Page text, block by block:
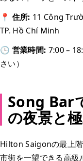
📍 住所: 11 Công
TP. Hồ Chí Minh
🕒 営業時間: 7:00 –
さい）
Song Bar
の夜景と
Hilton Saigonの最上
市街を一望できる高級